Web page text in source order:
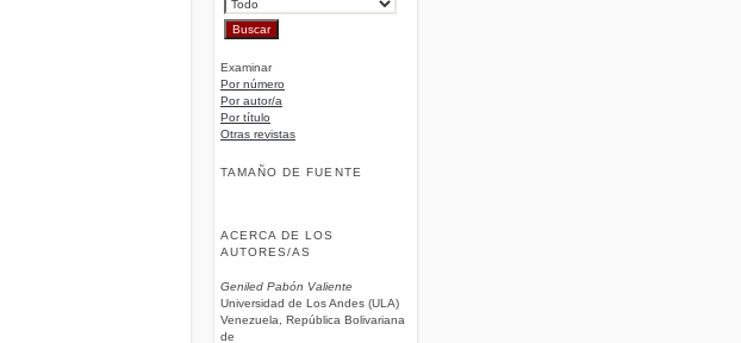
Examinar
Por número
Por autor/a
Por título
Otras revistas
TAMAÑO DE FUENTE
ACERCA DE LOS
AUTORES/AS
Geniled Pabón Valiente
Universidad de Los Andes (ULA)
Venezuela, República Bolivariana
de